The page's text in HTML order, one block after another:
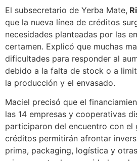
El subsecretario de Yerba Mate,
que la nueva línea de créditos
necesidades planteadas por las
certamen. Explicó que muchas
dificultades para responder al
debido a la falta de stock o a
la producción y el envasado.
Maciel precisó que el
las 14 empresas y cooperativas
participaron del encuentro con el
créditos permitirán afrontar
prima, packaging, logística y